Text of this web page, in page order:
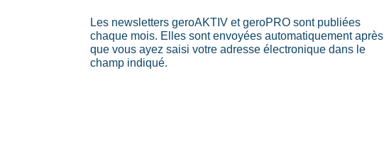
Les newsletters geroAKTIV et geroPRO sont publiées
chaque mois. Elles sont envoyées automatiquement après
que vous ayez saisi votre adresse électronique dans le
champ indiqué.